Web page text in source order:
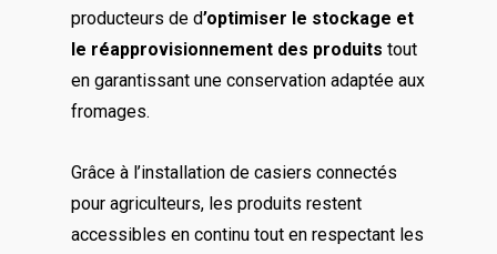
producteurs de d’optimiser le stockage et
le réapprovisionnement des produits tout
en garantissant une conservation adaptée aux
fromages.
Grâce à l’installation de casiers connectés
pour agriculteurs, les produits restent
accessibles en continu tout en respectant les